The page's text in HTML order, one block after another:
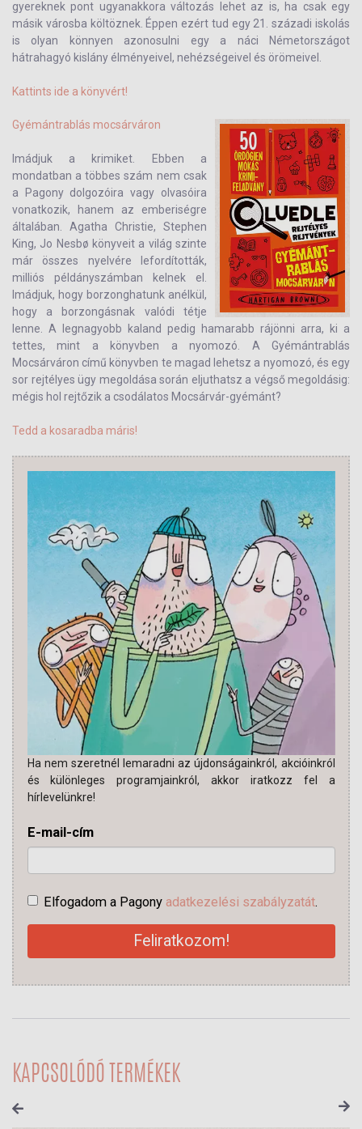
gyereknek pont ugyanakkora változás lehet az is, ha csak egy
másik városba költöznek. Éppen ezért tud egy 21. századi iskolás
is olyan könnyen azonosulni egy a náci Németországot
hátrahagyó kislány élményeivel, nehézségeivel és örömeivel.
Kattints ide a könyvért!
Gyémántrablás mocsárváron
Imádjuk a krimiket. Ebben a
mondatban a többes szám nem csak
a Pagony dolgozóira vagy olvasóira
vonatkozik, hanem az emberiségre
általában. Agatha Christie, Stephen
King, Jo Nesbø könyveit a világ szinte
már összes nyelvére lefordították,
milliós példányszámban kelnek el.
Imádjuk, hogy borzonghatunk anélkül,
hogy a borzongásnak valódi tétje
lenne. A legnagyobb kaland pedig hamarabb rájönni arra, ki a
tettes, mint a könyvben a nyomozó. A Gyémántrablás
Mocsárváron című könyvben te magad lehetsz a nyomozó, és egy
sor rejtélyes ügy megoldása során eljuthatsz a végső megoldásig:
mégis hol rejtőzik a csodálatos Mocsárvár-gyémánt?
Tedd a kosaradba máris!
Ha nem szeretnél lemaradni az újdonságainkról, akcióinkról
és különleges programjainkról, akkor iratkozz fel a
hírlevelünkre!
E-mail-cím
Elfogadom a Pagony adatkezelési szabályzatát.
Feliratkozom!
KAPCSOLÓDÓ TERMÉKEK